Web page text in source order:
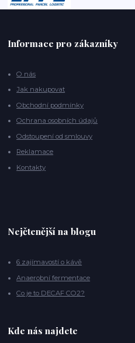
Informace pro zákazníky
O nás
Jak nakupovat
Obchodní podmínky
Ochrana osobních údajů
Odstoupení od smlouvy
Reklamace
Kontakty
Nejčtenější na blogu
6 zajímavostí o kávě
Anaerobní fermentace
Co je to DECAF CO2?
Kde nás najdete